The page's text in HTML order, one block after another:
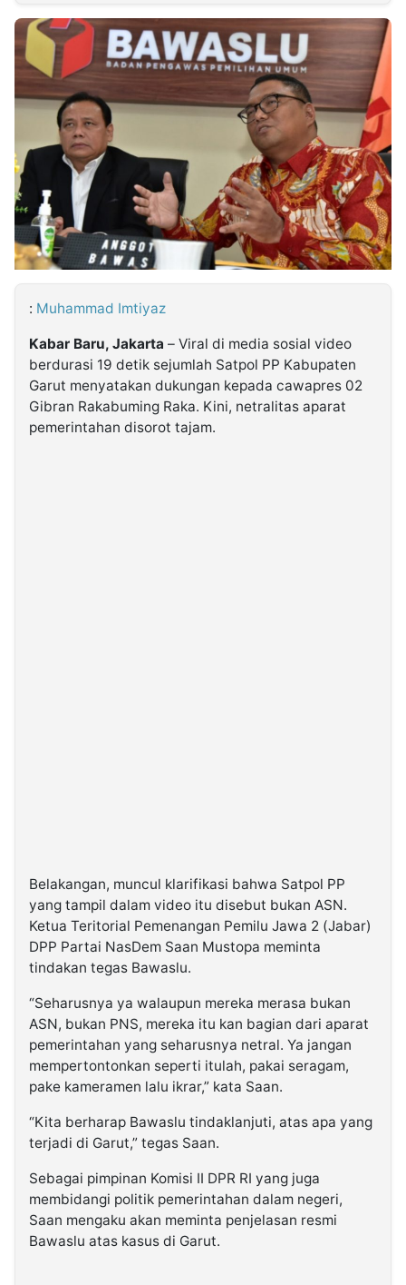
INDONESIA
Partner
NTB
Time
IDN
Jogja
Rakyat
Idealita
News
Notice
Dinamikapost.com
Baru
Seedbacklink
Follow
Kabarbaru
: Muhammad Imtiyaz
Kabar Baru, Jakarta – Viral di media sosial video
berdurasi 19 detik sejumlah Satpol PP Kabupaten
Garut menyatakan dukungan kepada cawapres 02
Gibran Rakabuming Raka. Kini, netralitas aparat
pemerintahan disorot tajam.
Belakangan, muncul klarifikasi bahwa Satpol PP
yang tampil dalam video itu disebut bukan ASN.
Ketua Teritorial Pemenangan Pemilu Jawa 2 (Jabar)
DPP Partai NasDem Saan Mustopa meminta
tindakan tegas Bawaslu.
“Seharusnya ya walaupun mereka merasa bukan
ASN, bukan PNS, mereka itu kan bagian dari aparat
pemerintahan yang seharusnya netral. Ya jangan
mempertontonkan seperti itulah, pakai seragam,
pake kameramen lalu ikrar,” kata Saan.
“Kita berharap Bawaslu tindaklanjuti, atas apa yang
terjadi di Garut,” tegas Saan.
Sebagai pimpinan Komisi II DPR RI yang juga
membidangi politik pemerintahan dalam negeri,
Saan mengaku akan meminta penjelasan resmi
Bawaslu atas kasus di Garut.